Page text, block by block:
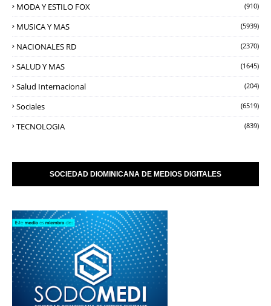
MODA Y ESTILO FOX (910)
MUSICA Y MAS (5939)
NACIONALES RD (2370)
SALUD Y MAS (1645)
Salud Internacional (204)
Sociales (6519)
TECNOLOGIA (839)
SOCIEDAD DIOMINICANA DE MEDIOS DIGITALES